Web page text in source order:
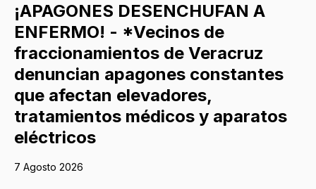
¡APAGONES DESENCHUFAN A
ENFERMO! - *Vecinos de
fraccionamientos de Veracruz
denuncian apagones constantes
que afectan elevadores,
tratamientos médicos y aparatos
eléctricos
7 Agosto 2026